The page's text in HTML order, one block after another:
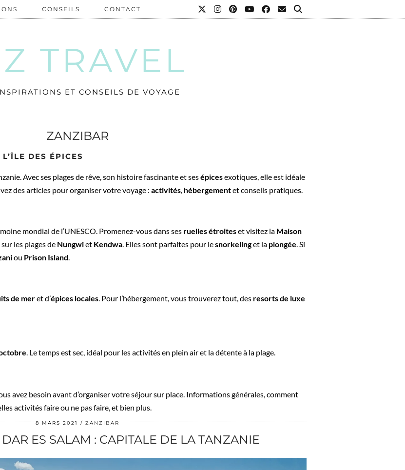
TRAVEL
ET CONSEILS DE VOYAGE
CONSEILS CONTACT
ZANZIBAR
DES ÉPICES
Avec ses plages de rêve, son histoire fascinante et sesépicesexotiques, elle est idéale
des articles pour organiser votre voyage : activités, hébergementet conseils pratiques.
mondial de l’UNESCO. Promenez-vous dans ses ruelles étroiteset visitez la Maison
les plages de Nungwiet Kendwa. Elles sont parfaites pour lesnorkelinget la plongée. Si
ou Prison Island.
de meret d’épices locales. Pour l’hébergement, vous trouverez tout, des resorts de luxe
. Le temps est sec, idéal pour les activités en plein air et la détente à la plage.
avez besoin avant d’organiser votre séjour sur place. Informations générales, comment
activités faire ou ne pas faire, et bien plus.
8 MARS 2021 ZANZIBAR
ES SALAM : CAPITALE DE LA TANZANIE